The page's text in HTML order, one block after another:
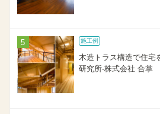
施工例
木造トラス構造で住宅
研究所-株式会社 合掌